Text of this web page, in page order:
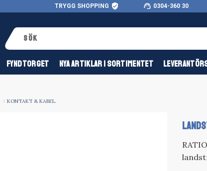
TRYGG SHOPPING verified_user support_agent 0304-360 30
FYNDTORGET NYA ARTIKLAR I SORTIMENTET
KONTAKT & KABEL